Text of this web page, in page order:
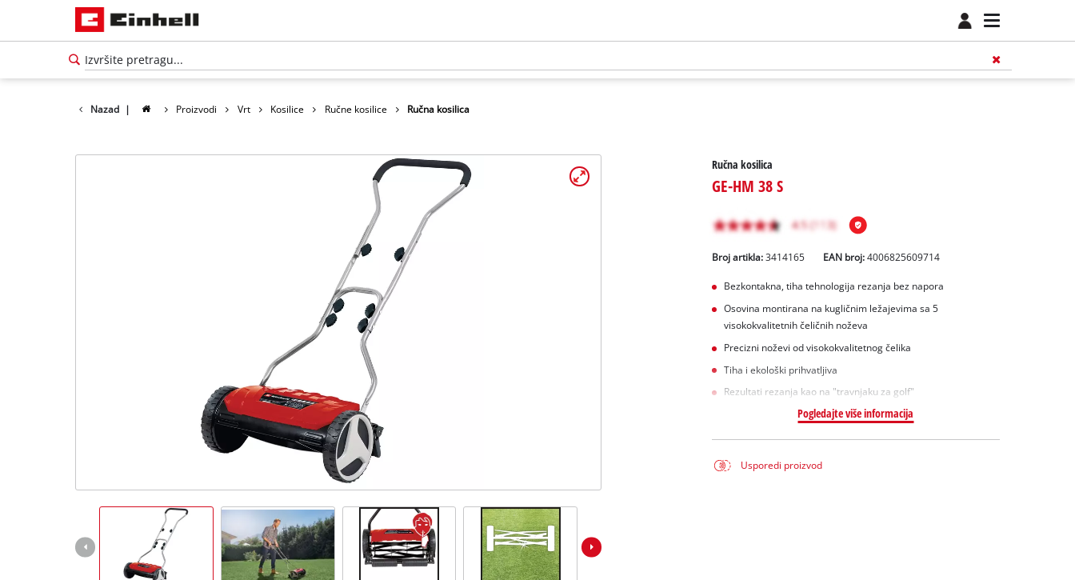
Nazad | Proizvodi Vrt Kosilice Ručne kosilice Ručna kosilica
Ručna kosilica
GE-HM 38 S
Broj artikla: 3414165 EAN broj:4006825609714
Bezkontakna, tiha tehnologija rezanja bez napora
Osovina montirana na kugličnim ležajevima sa 5
visokokvalitetnih čeličnih noževa
Precizni noževi od visokokvalitetnog čelika
Tiha i ekološki prihvatljiva
Rezultati rezanja kao na "travnjaku za golf"
Pogledajte više informacija
Usporedi proizvod